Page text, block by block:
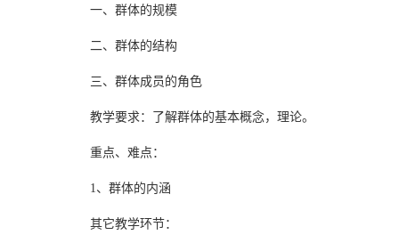
一、群体的规模
二、群体的结构
三、群体成员的角色
教学要求：了解群体的基本概念，理论。
重点、难点：
1、群体的内涵
其它教学环节：